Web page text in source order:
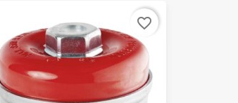
favorite_border